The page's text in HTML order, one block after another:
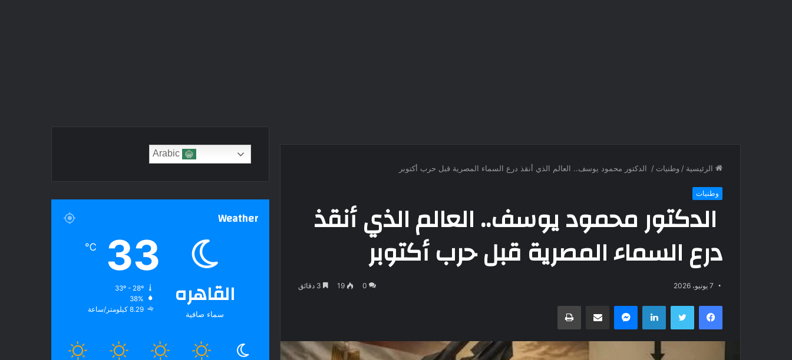
الرئيسية / وطنيات / الدكتور محمود يوسف.. العالم الذي أنقذ درع السماء المصرية قبل حرب أكتوبر
وطنيات
الدكتور محمود يوسف.. العالم الذي أنقذ
درع السماء المصرية قبل حرب أكتوبر
7 يونيو، 2026 0
19
فيسبوك تويتر لينكدإن ماسنجر مشاركة عبر البريد طباعة
Arabic
Weather
القاهره
سماء صافية
33
℃
38%
8.29 كيلومتر/ساعة